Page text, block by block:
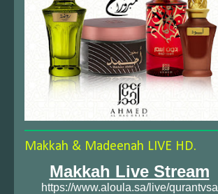
Makkah & Madeenah LIVE HD.
Makkah Live Stream
https://www.aloula.sa/live/qurantvsa